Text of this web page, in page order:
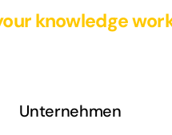
knowledge
Unternehmen